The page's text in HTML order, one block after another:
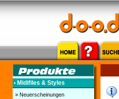
• Midifiles & Styles
» Neuerscheinungen